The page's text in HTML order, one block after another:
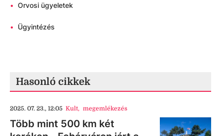
• Orvosi ügyeletek
• Ügyintézés
Hasonló cikkek
2025. 07. 23., 12:05 Kult, megemlékezés
Több mint 500 km két